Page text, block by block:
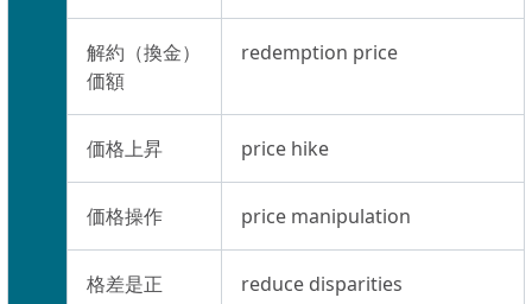
解約（換金）
価額
redemption price
価格上昇 price hike
価格操作 price manipulation
格差是正 reduce disparities